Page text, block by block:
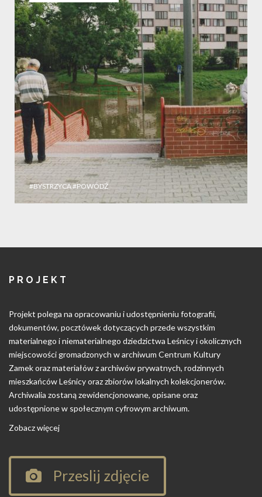
#BYSTRZYCA#POWÓDŹ
PROJEKT
Projekt polega na opracowaniu i udostępnieniu fotografii,
dokumentów, pocztówek dotyczących przede wszystkim
materialnego i niematerialnego dziedzictwa Leśnicy i okolicznych
miejscowości gromadzonych w archiwum Centrum Kultury
Zamek oraz materiałów z archiwów prywatnych, rodzinnych
mieszkańców Leśnicy oraz zbiorów lokalnych kolekcjonerów.
Archiwalia zostaną zewidencjonowane, opisane oraz
udostępnione w społecznym cyfrowym archiwum.
Zobacz więcej
Przeslij zdjęcie